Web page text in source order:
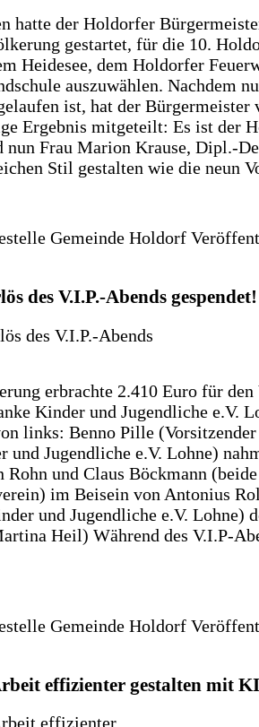
hatte der Holdorfer
gestartet, für die 10.
Heidesee, dem Holdorfer
auszuwählen. Nachdem
ist, hat der Bürgermeister
Ergebnis mitgeteilt: Es ist der
Frau Marion Krause, Dipl.-
Stil gestalten wie die neun
Gemeinde Holdorf
des V.I.P.-Abends gespendet!
erbrachte 2.410 Euro für den
Kinder und Jugendliche e.V.
links: Benno Pille
und Jugendliche e.V. Lohne)
Rohn und Claus Böckmann
im Beisein von Antonius
und Jugendliche e.V. Lohne)
Heil) Während des V.I.P-
Gemeinde Holdorf
effizienter gestalten mit KI